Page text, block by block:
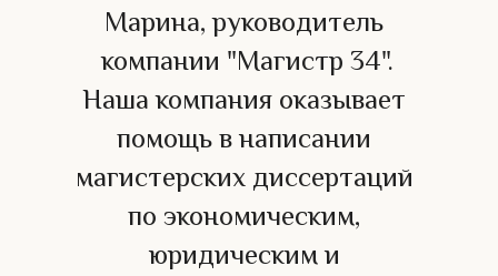
Марина, руководитель
компании "Магистр 34".
Наша компания оказывает
помощь в написании
магистерских диссертаций
по экономическим,
юридическим и